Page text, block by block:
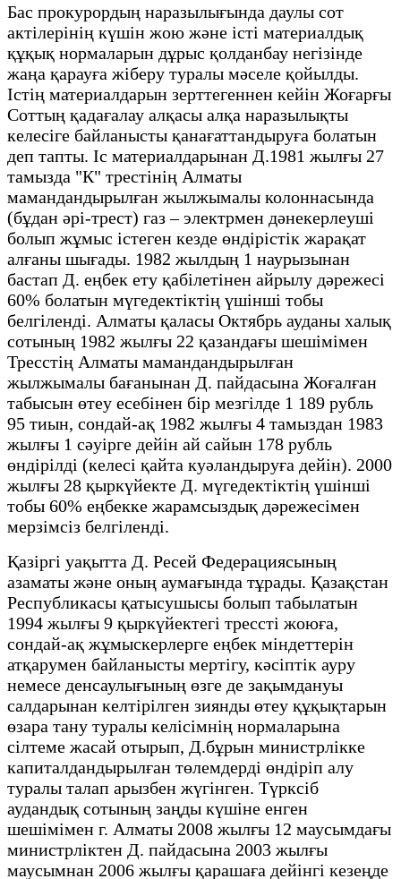
Бас прокурордың наразылығында даулы сот
актілерінің күшін жою және істі материалдық
құқық нормаларын дұрыс қолданбау негізінде
жаңа қарауға жіберу туралы мәселе қойылды.
Істің материалдарын зерттегеннен кейін Жоғарғы
Соттың қадағалау алқасы алқа наразылықты
келесіге байланысты қанағаттандыруға болатын
деп тапты. Іс материалдарынан Д.1981 жылғы 27
тамызда "К" трестінің Алматы
мамандандырылған жылжымалы колоннасында
(бұдан әрі-трест) газ – электрмен дәнекерлеуші
болып жұмыс істеген кезде өндірістік жарақат
алғаны шығады. 1982 жылдың 1 наурызынан
бастап Д. еңбек ету қабілетінен айрылу дәрежесі
60% болатын мүгедектіктің үшінші тобы
белгіленді. Алматы қаласы Октябрь ауданы халық
сотының 1982 жылғы 22 қазандағы шешімімен
Тресстің Алматы мамандандырылған
жылжымалы бағанынан Д. пайдасына Жоғалған
табысын өтеу есебінен бір мезгілде 1 189 рубль
95 тиын, сондай-ақ 1982 жылғы 4 тамыздан 1983
жылғы 1 сәуірге дейін ай сайын 178 рубль
өндірілді (келесі қайта куәландыруға дейін). 2000
жылғы 28 қыркүйекте Д. мүгедектіктің үшінші
тобы 60% еңбекке жарамсыздық дәрежесімен
мерзімсіз белгіленді.
Қазіргі уақытта Д. Ресей Федерациясының
азаматы және оның аумағында тұрады. Қазақстан
Республикасы қатысушысы болып табылатын
1994 жылғы 9 қыркүйектегі трессті жоюға,
сондай-ақ жұмыскерлерге еңбек міндеттерін
атқарумен байланысты мертігу, кәсіптік ауру
немесе денсаулығының өзге де зақымдануы
салдарынан келтірілген зиянды өтеу құқықтарын
өзара тану туралы келісімнің нормаларына
сілтеме жасай отырып, Д.бұрын министрлікке
капиталдандырылған төлемдерді өндіріп алу
туралы талап арызбен жүгінген. Түрксіб
аудандық сотының заңды күшіне енген
шешімімен г. Алматы 2008 жылғы 12 маусымдағы
министрліктен Д. пайдасына 2003 жылғы
маусымнан 2006 жылғы қарашаға дейінгі кезеңде